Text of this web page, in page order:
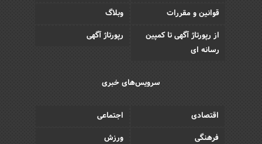
قوانین و مقررات
وبلاگ
از رپورتاژ آگهی تا کمپین
رسانه ای
رپورتاژ آگهی
سرویس‌های خبری
اقتصادی
اجتماعی
فرهنگی
ورزش